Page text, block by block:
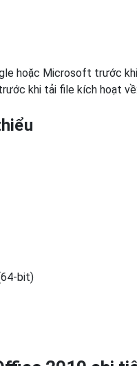
hoặc Microsoft trước
khi tải file kích hoạt
bit)